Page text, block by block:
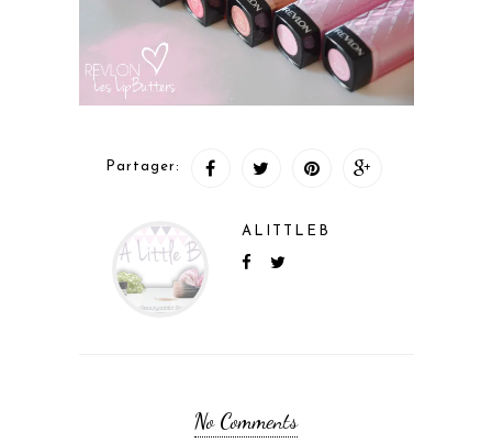
Partager:
ALITTLEB
No Comments